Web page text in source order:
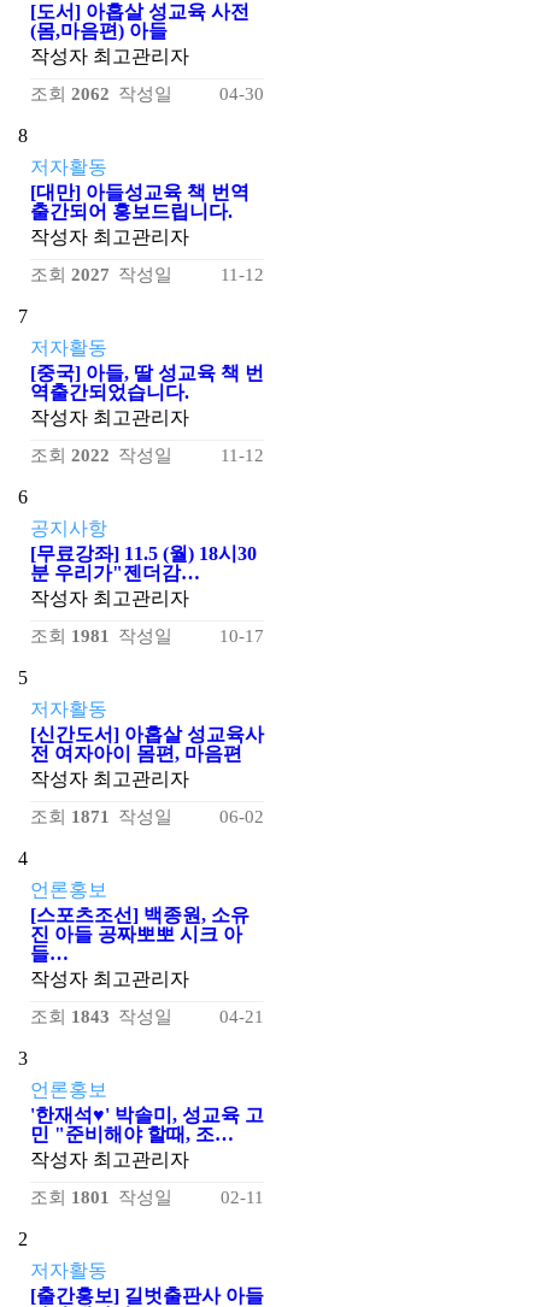
[도서] 아홉살 성교육 사전
(몸,마음편) 아들
작성자 최고관리자
조회 2062 작성일 04-30
8
저자활동
[대만] 아들성교육 책 번역
출간되어 홍보드립니다.
작성자 최고관리자
조회 2027 작성일 11-12
7
저자활동
[중국] 아들, 딸 성교육 책 번
역출간되었습니다.
작성자 최고관리자
조회 2022 작성일 11-12
6
공지사항
[무료강좌] 11.5 (월) 18시30
분 우리가"젠더감…
작성자 최고관리자
조회 1981 작성일 10-17
5
저자활동
[신간도서] 아홉살 성교육사
전 여자아이 몸편, 마음편
작성자 최고관리자
조회 1871 작성일 06-02
4
언론홍보
[스포츠조선] 백종원, 소유
진 아들 공짜뽀뽀 시크 아
들…
작성자 최고관리자
조회 1843 작성일 04-21
3
언론홍보
'한재석♥' 박솔미, 성교육 고
민 "준비해야 할때, 조…
작성자 최고관리자
조회 1801 작성일 02-11
2
저자활동
[출간홍보] 길벗출판사 아들